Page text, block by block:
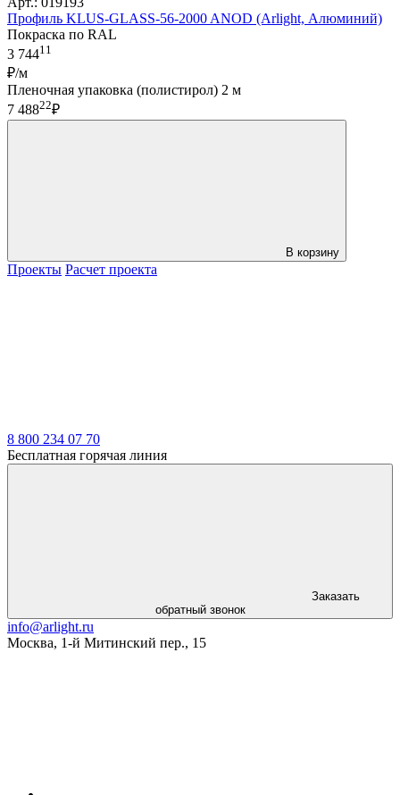
Профиль KLUS-GLASS-56-2000 ANOD (Arlight, Алюминий)
Покраска по RAL
3 74411
₽/м
Пленочная упаковка (полистирол) 2 м
7 48822₽
В корзину
Проекты Расчет проекта
8 800 234 07 70
Бесплатная горячая линия
Заказать
обратный звонок
info@arlight.ru
Москва, 1-й Митинский пер., 15